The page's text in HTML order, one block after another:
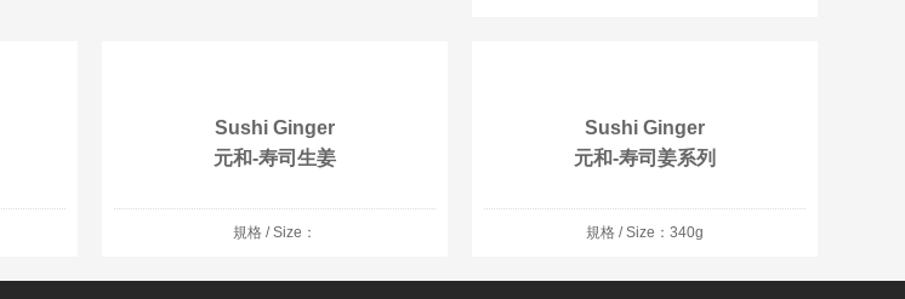
Sushi Ginger
元和-寿司生姜
規格 / Size：
Sushi Ginger
元和-寿司姜系列
規格 / Size：340g